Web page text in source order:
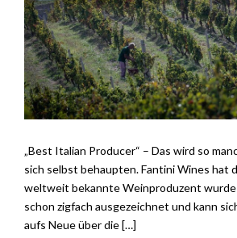
„Best Italian Producer“ – Das wird so
sich selbst behaupten. Fantini Wines hat
weltweit bekannte Weinproduzent wurde
schon zigfach ausgezeichnet und kann
aufs Neue über die […]